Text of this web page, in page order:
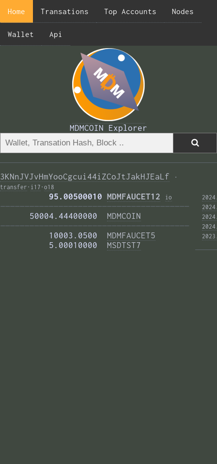
Home Transations Top Accounts Nodes
Wallet Api
MDMCOIN Explorer
3KNnJVJvHmYooCgcui44iZCoJtJakHJEaLf
·
transfer · i17 · o18
          95.00500010
MDMFAUCET12 io
———————————————————————————————————————
      50004.44400000
MDMCOIN
———————————————————————————————————————
          10003.0500
MDMFAUCET5
          5.00010000
MSDTST7